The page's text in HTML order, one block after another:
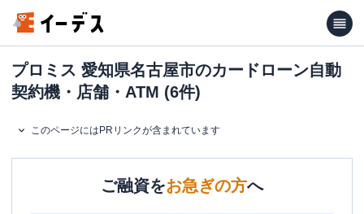
プロミス 愛知県名古屋市のカードローン自動
契約機・店舗・ATM (6件)
このページにはPRリンクが含まれています
ご融資をお急ぎの方へ